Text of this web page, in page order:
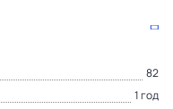
82
1 год